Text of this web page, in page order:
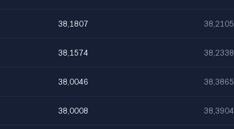
38,1807 38,2105
38,1574 38,2338
38,0046 38,3865
38,0008 38,3904